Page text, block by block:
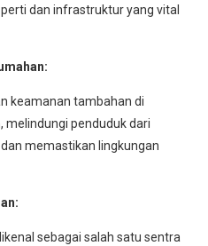
dan infrastruktur yang vital
keamanan tambahan di
melindungi penduduk dari
memastikan lingkungan
sebagai salah satu sentra